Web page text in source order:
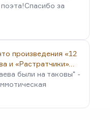
за
произведения «12
и «Растратчики»…
были на таковы" -